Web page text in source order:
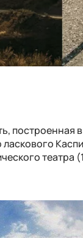
построенная
театра